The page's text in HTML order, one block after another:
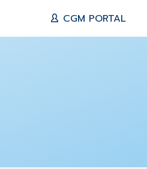
CGM PORTAL